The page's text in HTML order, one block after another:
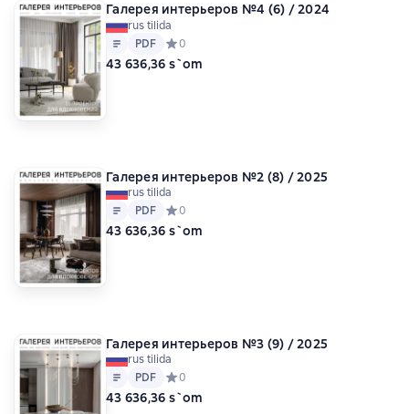
Галерея интерьеров №4 (6) / 2024
rus tilida
Matn
PDF
PDF Средний рейтинг 0 на основе 0 оценок
0
43 636,36 s`om
Галерея интерьеров №2 (8) / 2025
rus tilida
Matn
PDF
PDF Средний рейтинг 0 на основе 0 оценок
0
43 636,36 s`om
Галерея интерьеров №3 (9) / 2025
rus tilida
Matn
PDF
PDF Средний рейтинг 0 на основе 0 оценок
0
43 636,36 s`om